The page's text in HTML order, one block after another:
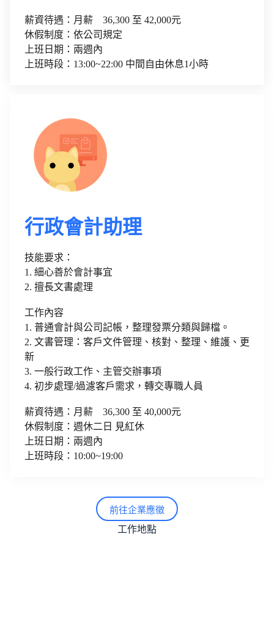
薪資待遇：月薪 36,300 至 42,000元
休假制度：依公司規定
上班日期：兩週內
上班時段：13:00~22:00 中間自由休息1小時
行政會計助理
技能要求：
1. 細心善於會計事宜
2. 擅長文書處理
工作內容
1. 普通會計與公司記帳，整理發票分類與歸檔。
2. 文書管理：客戶文件管理、核對、整理、維護、更
新
3. 一般行政工作、主管交辦事項
4. 初步處理/過濾客戶需求，轉交專職人員
薪資待遇：月薪 36,300 至 40,000元
休假制度：週休二日 見紅休
上班日期：兩週內
上班時段：10:00~19:00
前往企業應徵
工作地點